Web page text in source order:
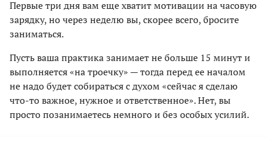
Первые три дня вам еще хватит мотивации на часовую
зарядку, но через неделю вы, скорее всего, бросите
заниматься.
Пусть ваша практика занимает не больше 15 минут и
выполняется «на троечку» — тогда перед ее началом
не надо будет собираться с духом «сейчас я сделаю
что-то важное, нужное и ответственное». Нет, вы
просто позанимаетесь немного и без особых усилий.